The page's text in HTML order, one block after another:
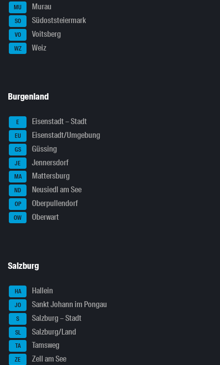
MU Murau
SO Südoststeiermark
VO Voitsberg
WZ Weiz
Burgenland
E Eisenstadt – Stadt
EU Eisenstadt/Umgebung
GS Güssing
JE Jennersdorf
MA Mattersburg
ND Neusiedl am See
OP Oberpullendorf
OW Oberwart
Salzburg
HA Hallein
JO Sankt Johann im Pongau
S Salzburg – Stadt
SL Salzburg/Land
TA Tamsweg
ZE Zell am See